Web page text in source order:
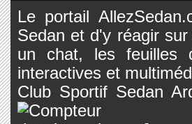
Le portail
Sedan et d'y réagir
un chat, les feuilles
interactives et
Club Sportif Sedan